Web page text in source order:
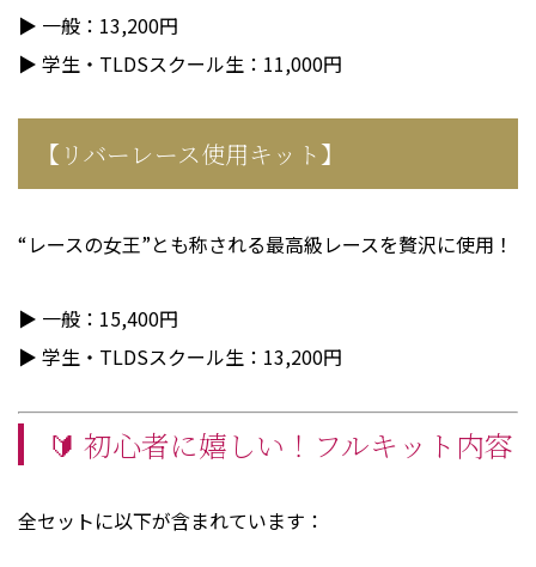
▶ 一般：13,200円
▶ 学生・TLDSスクール生：11,000円
【リバーレース使用キット】
“レースの女王”とも称される最高級レースを贅沢に使用！
▶ 一般：15,400円
▶ 学生・TLDSスクール生：13,200円
🔰 初心者に嬉しい！フルキット内容
全セットに以下が含まれています：